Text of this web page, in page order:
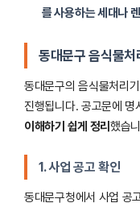
를 사용하는 세대나
동대문구 음식물
동대문구의 음식물처리
진행됩니다. 공고문에
이해하기 쉽게 정리 했습
1. 사업 공고 확인
동대문구청에서 사업 공